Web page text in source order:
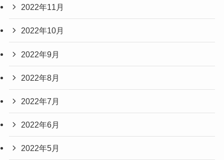
2022年11月
2022年10月
2022年9月
2022年8月
2022年7月
2022年6月
2022年5月